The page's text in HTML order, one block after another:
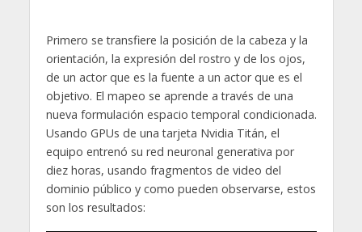
Primero se transfiere la posición de la cabeza y la
orientación, la expresión del rostro y de los ojos,
de un actor que es la fuente a un actor que es el
objetivo. El mapeo se aprende a través de una
nueva formulación espacio temporal condicionada.
Usando GPUs de una tarjeta Nvidia Titán, el
equipo entrenó su red neuronal generativa por
diez horas, usando fragmentos de video del
dominio público y como pueden observarse, estos
son los resultados: